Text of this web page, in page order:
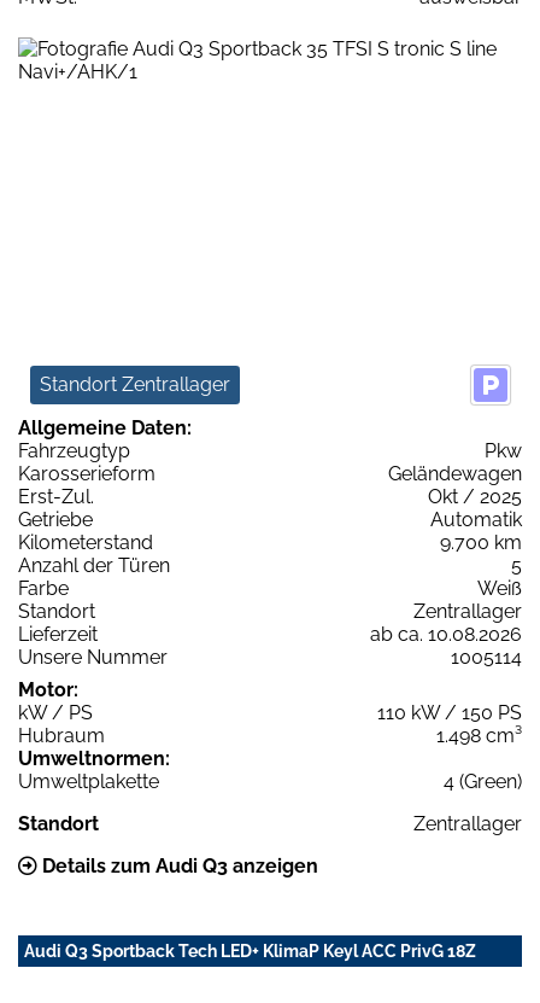
Standort Zentrallager
Allgemeine Daten:
Fahrzeugtyp
Pkw
Karosserieform
Geländewagen
Erst-Zul.
Okt / 2025
Getriebe
Automatik
Kilometerstand
9.700 km
Anzahl der Türen
5
Farbe
Weiß
Standort
Zentrallager
Lieferzeit
ab ca. 10.08.2026
Unsere Nummer
1005114
Motor:
kW / PS
110 kW / 150 PS
Hubraum
1.498 cm³
Umweltnormen:
Umweltplakette
4 (Green)
Standort
Zentrallager
Details zum Audi Q3 anzeigen
Audi Q3 Sportback Tech LED+ KlimaP Keyl ACC PrivG 18Z